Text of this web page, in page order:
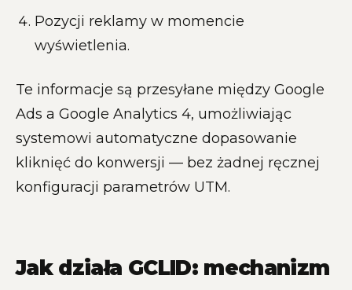
Pozycji reklamy w momencie
wyświetlenia.
Te informacje są przesyłane między Google
Ads a Google Analytics 4, umożliwiając
systemowi automatyczne dopasowanie
kliknięć do konwersji — bez żadnej ręcznej
konfiguracji parametrów UTM.
Jak działa GCLID: mechanizm